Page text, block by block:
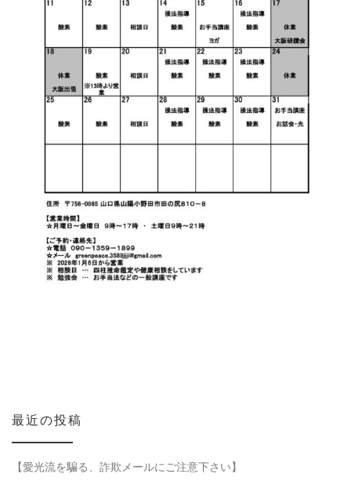
最近の投稿
【愛光流を騙る、詐欺メールにご注意下さい】